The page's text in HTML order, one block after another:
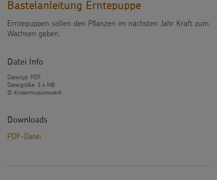
Bastelanleitung Erntepuppe
Erntepuppen sollen den Pflanzen im nächsten Jahr Kraft zum
Wachsen geben.
Datei Info
Dateityp: PDF
Dateigröße: 3,4 MB
© Kindermissionswerk
Downloads
PDF-Datei